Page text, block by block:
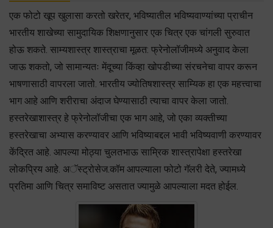
एक फोटो खूप खुलासा करतो खरेतर, भविष्यातील भविष्यवाण्यांच्या प्राचीन
भारतीय शाखेच्या सामुदायिक शिक्षणानुसार एक चित्र एक चांगली सुरुवात
होऊ शकते. साम्यशास्त्र शास्त्राचा मूळत: फ्रेनोलॉजीमध्ये अनुवाद केला
जाऊ शकतो, जो सामान्यतः मेंदूच्या किंव्हा खोपडीच्या संरचनेचा वापर करून
भाषणासाठी वापरला जातो. भारतीय ज्योतिषशास्त्र साम्यिक हा एक महत्त्वाचा
भाग आहे आणि शरीराचा अंदाज घेण्यासाठी त्याचा वापर केला जातो.
हस्तरेखाशास्त्र हे फ्रेनोलॉजीचा एक भाग आहे, जो एका व्यक्तीच्या
हस्तरेखाचा अभ्यास करण्यावर आणि भविष्याबद्दल भावी भविष्यवाणी करण्यावर
केंद्रित आहे. आपल्या मोठ्या चुलतभाऊ साम्रिक शास्त्रापेक्षा हस्तरेखा
लोकप्रिय आहे. अॅस्ट्रोसेज.कॉम आपल्याला फोटो गॅलरी देते, ज्यामध्ये
प्रतिमा आणि चित्र समाविष्ट असतात ज्यामुळे आपल्याला मदत होईल.